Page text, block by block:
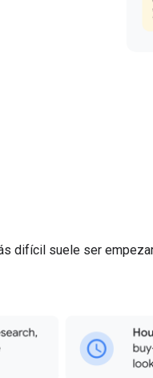
difícil suele ser